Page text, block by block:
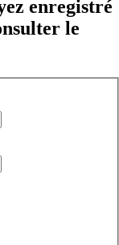
enregistré
le